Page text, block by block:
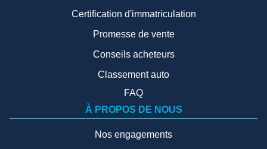
Certification d'immatriculation
Promesse de vente
Conseils acheteurs
Classement auto
FAQ
À PROPOS DE NOUS
Nos engagements